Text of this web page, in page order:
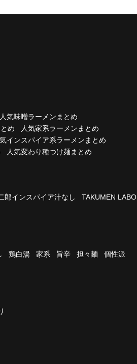
人気味噌ラーメンまとめ
め
人気家系ラーメンまとめ
インスパイア系ラーメンまとめ
人気変わり種つけ麺まとめ
郎インスパイア汁なし
TAKUMEN LABO
鶏白湯 家系 旨辛 担々麺
個性派